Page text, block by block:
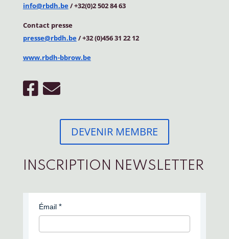
info@rbdh.be/ +32(0)2 502 84 63
Contact presse
presse@rbdh.be/ +32 (0)456 31 22 12
www.rbdh-bbrow.be
DEVENIR MEMBRE
INSCRIPTION NEWSLETTER
Émail